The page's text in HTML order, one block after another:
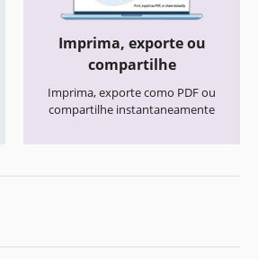
Imprima, exporte ou
compartilhe
Imprima, exporte como PDF ou
compartilhe instantaneamente